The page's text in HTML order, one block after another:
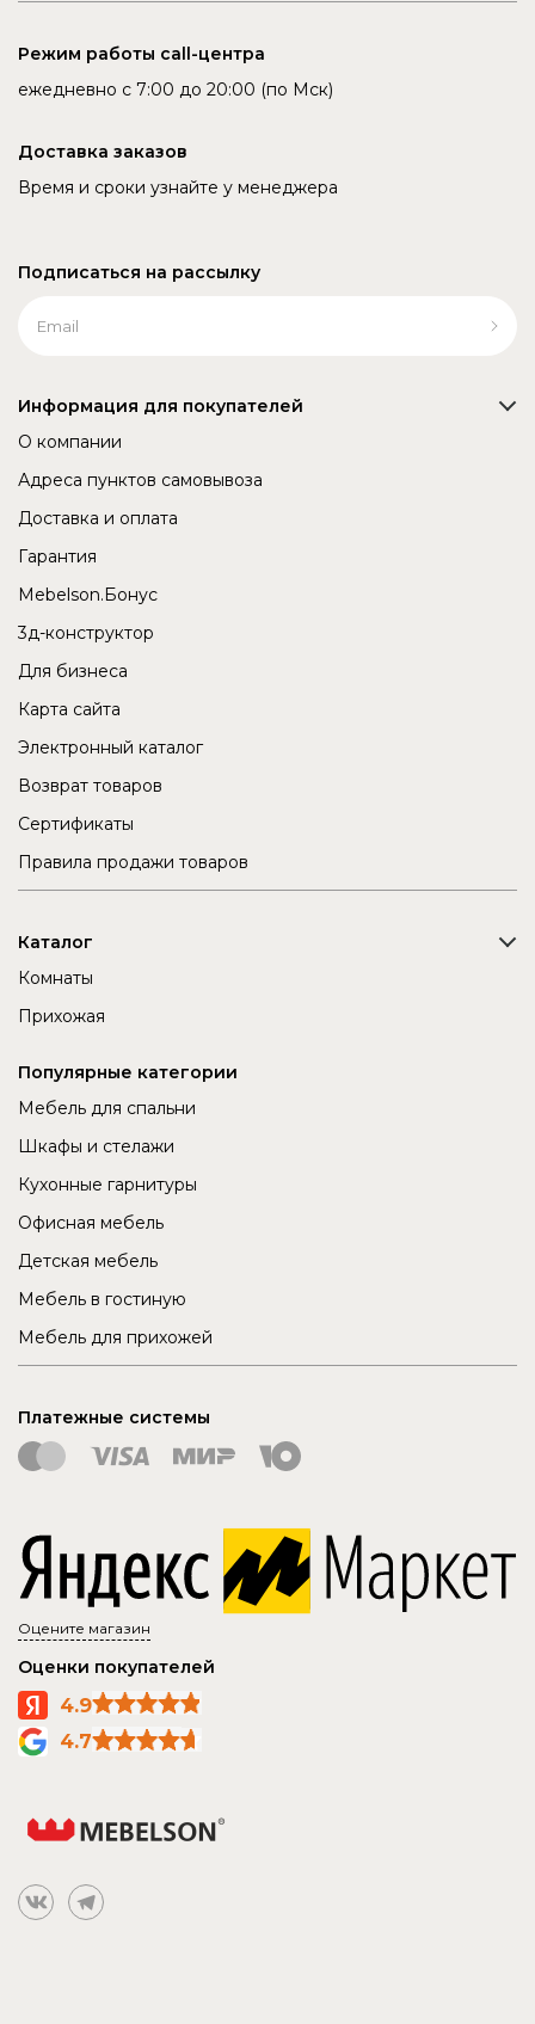
Режим работы call-центра
ежедневно с 7:00 до 20:00 (по Мск)
Доставка заказов
Время и сроки узнайте у менеджера
Подписаться на рассылку
Информация для покупателей
О компании
Адреса пунктов самовывоза
Доставка и оплата
Гарантия
Mebelson.Бонус
3д-конструктор
Для бизнеса
Карта сайта
Электронный каталог
Возврат товаров
Сертификаты
Правила продажи товаров
Каталог
Комнаты
Прихожая
Популярные категории
Мебель для спальни
Шкафы и стелажи
Кухонные гарнитуры
Офисная мебель
Детская мебель
Мебель в гостиную
Мебель для прихожей
Платежные системы
Оцените магазин
Оценки покупателей
4.9
4.7